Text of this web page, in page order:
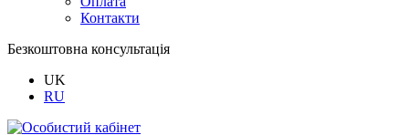
Контакти
Безкоштовна консультація
UK
RU